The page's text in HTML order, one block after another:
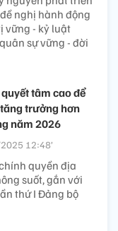
nghị hành động
vững - kỷ luật
sự vững - đời
tâm cao để
trưởng hơn
năm 2026
12:48’
quyền địa
suốt, gắn với
thứ I Đảng bộ